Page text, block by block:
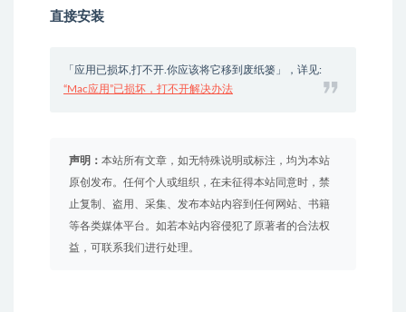
直接安装
「应用已损坏,打不开.你应该将它移到废纸篓」，详见:
“Mac应用”已损坏，打不开解决办法
声明： 本站所有文章，如无特殊说明或标注，均为本站
原创发布。任何个人或组织，在未征得本站同意时，禁
止复制、盗用、采集、发布本站内容到任何网站、书籍
等各类媒体平台。如若本站内容侵犯了原著者的合法权
益，可联系我们进行处理。